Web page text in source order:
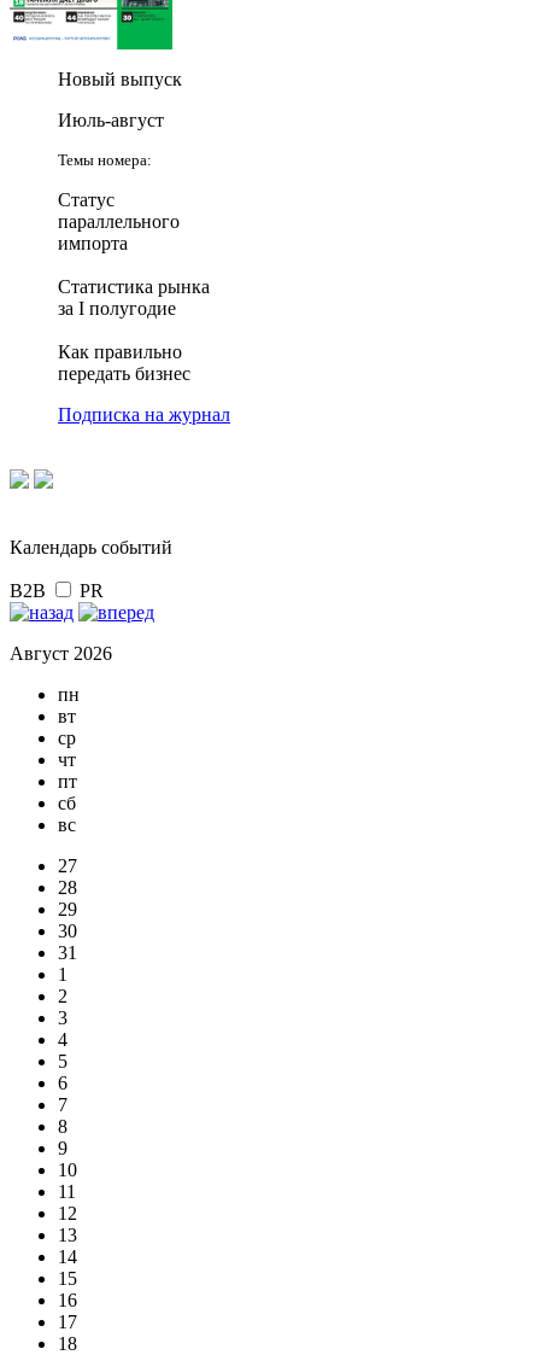
Новый выпуск
Июль-август
Темы номера:
Статус
параллельного
импорта
Статистика рынка
за I полугодие
Как правильно
передать бизнес
Подписка на журнал
Календарь событий
B2B PR
Август 2026
пн
вт
ср
чт
пт
сб
вс
27
28
29
30
31
1
2
3
4
5
6
7
8
9
10
11
12
13
14
15
16
17
18